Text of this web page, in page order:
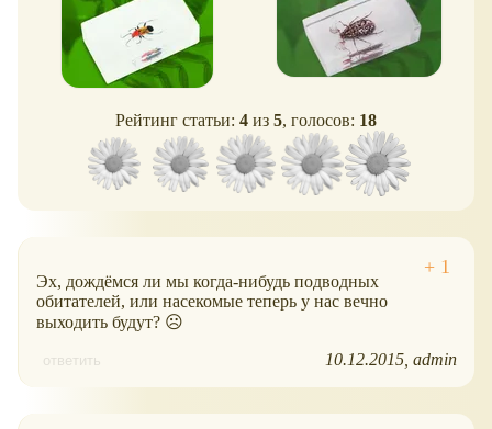
Рейтинг статьи: 4 из 5, голосов: 18
Эх, дождёмся ли мы когда-нибудь подводных
обитателей, или насекомые теперь у нас вечно
выходить будут? ☹
ответить 10.12.2015 admin